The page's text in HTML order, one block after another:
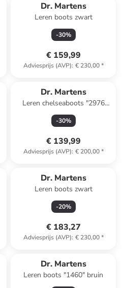
Dr. Martens
Leren boots zwart
-30%
€ 159,99
Adviesprijs (AVP): € 230,00*
Dr. Martens
Leren chelseaboots "2976
Cashew Ambassador"
lichtbruin
-30%
€ 139,99
Adviesprijs (AVP): € 200,00*
Dr. Martens
Leren boots zwart
-20%
€ 183,27
Adviesprijs (AVP): € 230,00*
Dr. Martens
Leren boots "1460" bruin